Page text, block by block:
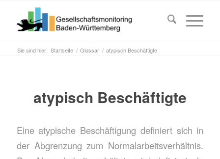
Sie sind hier: Startseite / Glossar / atypisch Beschäftigte
atypisch Beschäftigte
Eine atypische Beschäftigung definiert sich in
der Abgrenzung zum Normalarbeitsverhältnis.